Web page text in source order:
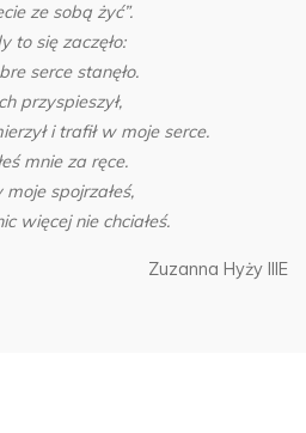
ze sobą żyć”.
to się zaczęło:
serce stanęło.
przyspieszył,
i trafił w moje serce.
mnie za ręce.
moje spojrzałeś,
więcej nie chciałeś.
Zuzanna Hyży IIIE